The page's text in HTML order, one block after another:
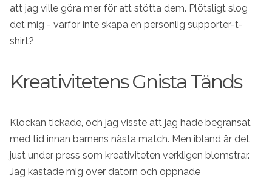
att jag ville göra mer för att stötta dem. Plötsligt slog
det mig - varför inte skapa en personlig supporter-t-
shirt?
Kreativitetens Gnista Tänds
Klockan tickade, och jag visste att jag hade begränsat
med tid innan barnens nästa match. Men ibland är det
just under press som kreativiteten verkligen blomstrar.
Jag kastade mig över datorn och öppnade